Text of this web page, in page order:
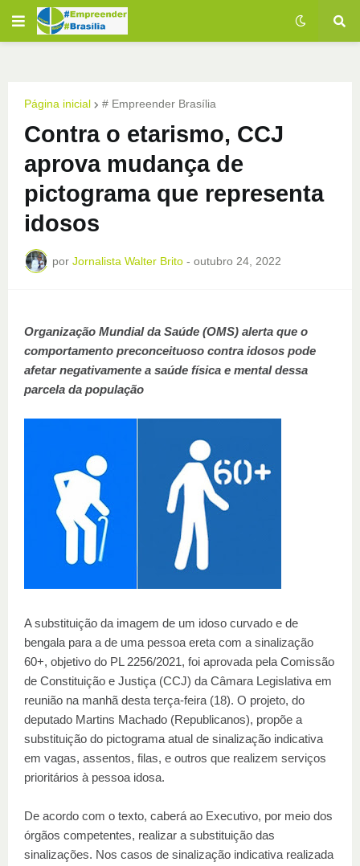
Página inicial # Empreender Brasília
Contra o etarismo, CCJ
aprova mudança de
pictograma que representa
idosos
por Jornalista Walter Brito - outubro 24, 2022
Organização Mundial da Saúde (OMS) alerta que o
comportamento preconceituoso contra idosos pode
afetar negativamente a saúde física e mental dessa
parcela da população
A substituição da imagem de um idoso curvado e de
bengala para a de uma pessoa ereta com a sinalização
60+, objetivo do PL 2256/2021, foi aprovada pela Comissão
de Constituição e Justiça (CCJ) da Câmara Legislativa em
reunião na manhã desta terça-feira (18). O projeto, do
deputado Martins Machado (Republicanos), propõe a
substituição do pictograma atual de sinalização indicativa
em vagas, assentos, filas, e outros que realizem serviços
prioritários à pessoa idosa.
De acordo com o texto, caberá ao Executivo, por meio dos
órgãos competentes, realizar a substituição das
sinalizações. Nos casos de sinalização indicativa realizada